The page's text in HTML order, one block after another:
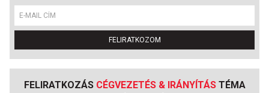
FELIRATKOZOM
FELIRATKOZÁS CÉGVEZETÉS & IRÁNYÍTÁSTÉMA